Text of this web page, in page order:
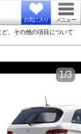
お気に入り メニュー
、その他の項目について
1/3